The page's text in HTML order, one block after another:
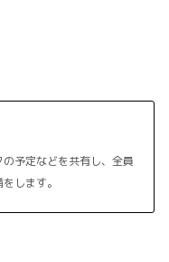
予定などを共有し、全員
します。